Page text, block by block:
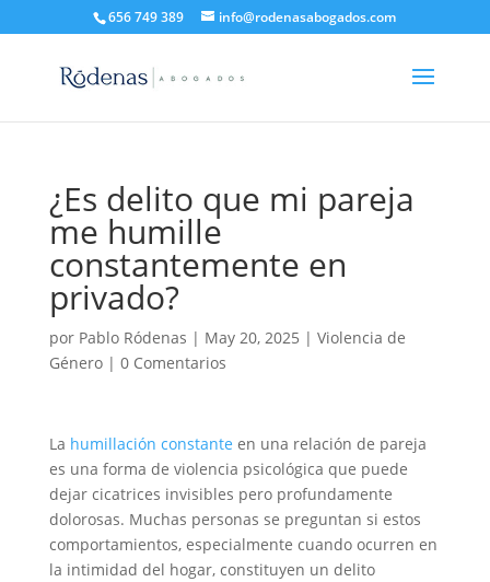
656 749 389 info@rodenasabogados.com
¿Es delito que mi pareja
me humille
constantemente en
privado?
por Pablo Ródenas | May 20, 2025 | Violencia de
Género| 0 Comentarios
La humillación constante en una relación de pareja
es una forma de violencia psicológica que puede
dejar cicatrices invisibles pero profundamente
dolorosas. Muchas personas se preguntan si estos
comportamientos, especialmente cuando ocurren en
la intimidad del hogar, constituyen un delito